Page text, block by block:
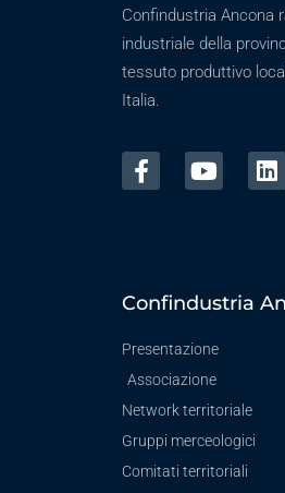
Confindustria Ancona
industriale della
tessuto produttivo
Italia.
Confindustria
Presentazione
Associazione
Network territoriale
Gruppi merceologici
Comitati territoriali